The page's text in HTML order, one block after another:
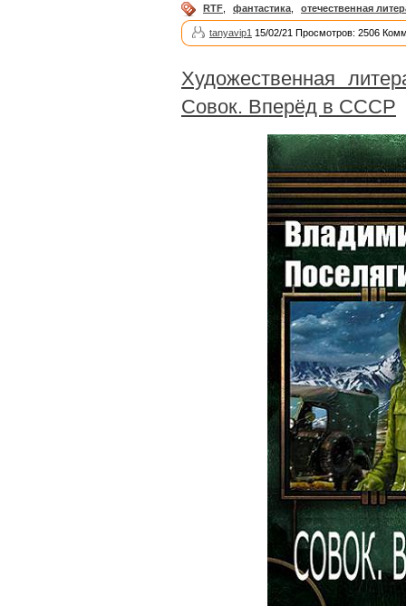
RTF фантастика отечественная
tanyavip1 15/02/21 Просмотров: 2506
Художественная
Совок. Вперёд в СССР